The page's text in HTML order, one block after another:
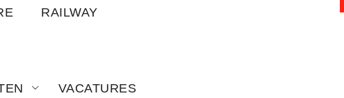
RAILWAY
VACATURES
C78 C10 C13